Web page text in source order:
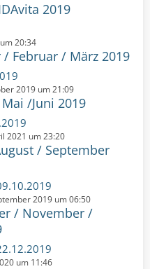
2019
20:34
/ Februar / März 2019
2019 um 21:09
/Juni 2019
2021 um 23:20
/ September
2019 um 06:50
/ November /
um 11:46